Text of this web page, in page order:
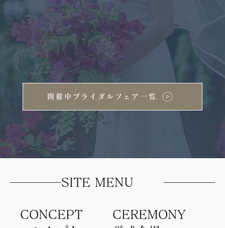
開催中ブライダルフェア一覧
CONCEPT
​CEREMONY
SITE MENU